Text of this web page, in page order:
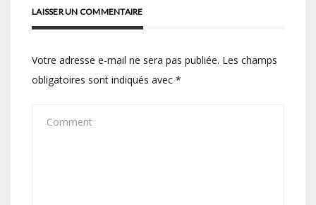
LAISSER UN COMMENTAIRE
Votre adresse e-mail ne sera pas publiée. Les champs
obligatoires sont indiqués avec *